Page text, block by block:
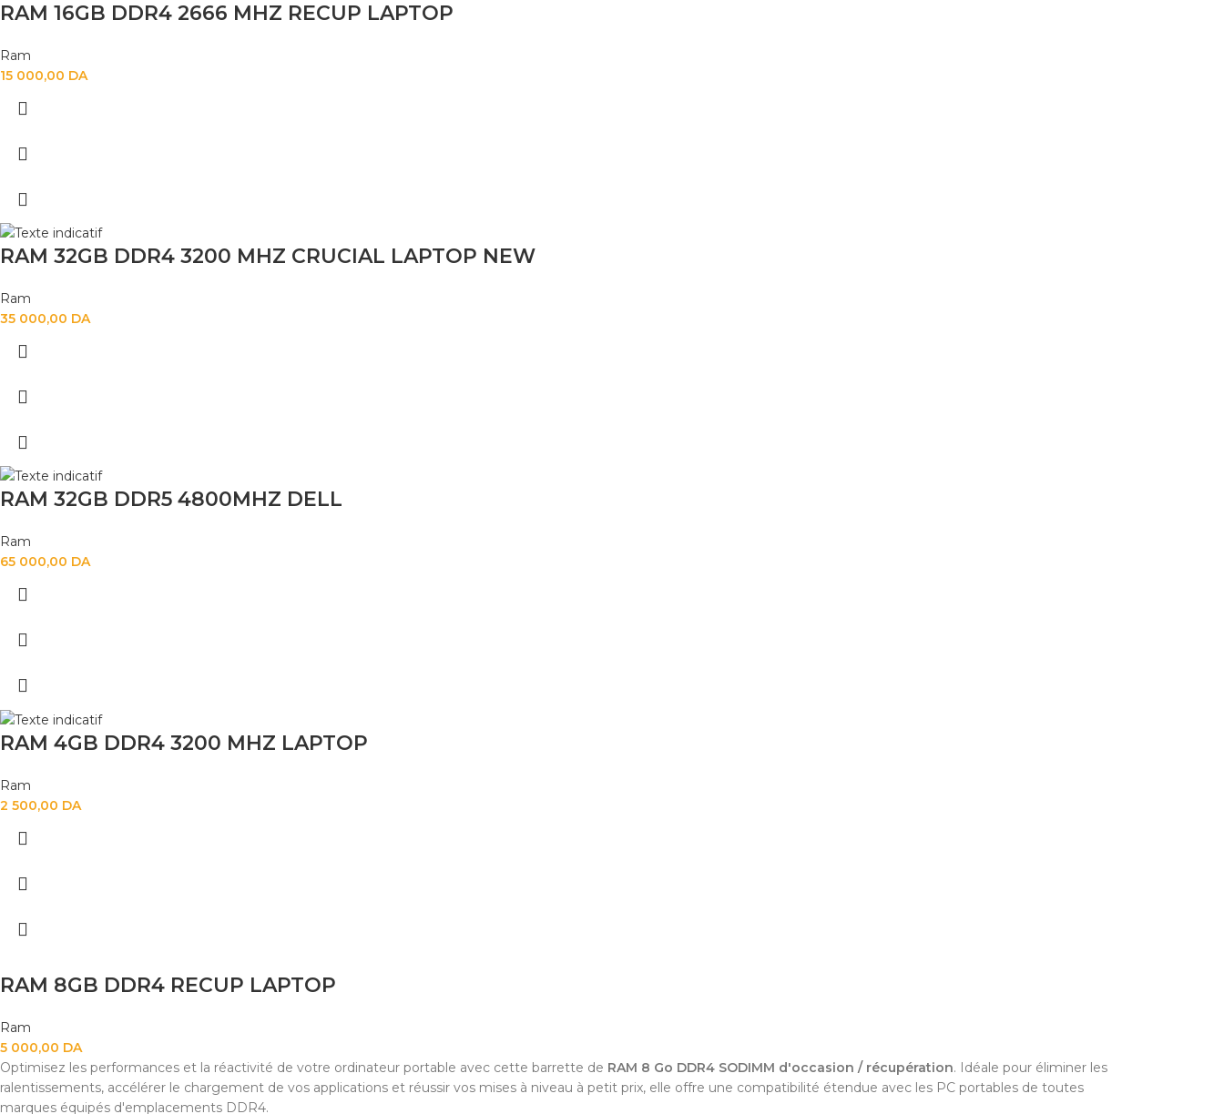
RAM 16GB DDR4 2666 MHZ RECUP LAPTOP
Ram
15 000,00 DA
RAM 32GB DDR4 3200 MHZ CRUCIAL LAPTOP NEW
Ram
35 000,00 DA
RAM 32GB DDR5 4800MHZ DELL
Ram
65 000,00 DA
RAM 4GB DDR4 3200 MHZ LAPTOP
Ram
2 500,00 DA
RAM 8GB DDR4 RECUP LAPTOP
Ram
5 000,00 DA
Optimisez les performances et la réactivité de votre ordinateur portable avec cette barrette de RAM 8 Go DDR4 SODIMM d'occasion / récupération. Idéale pour éliminer les
ralentissements, accélérer le chargement de vos applications et réussir vos mises à niveau à petit prix, elle offre une compatibilité étendue avec les PC portables de toutes
marques équipés d'emplacements DDR4.